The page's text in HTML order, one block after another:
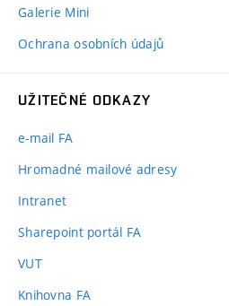
Galerie Mini
Ochrana osobních údajů
UŽITEČNÉ ODKAZY
e-mail FA
Hromadné mailové adresy
Intranet
Sharepoint portál FA
VUT(externí
Knihovna FA